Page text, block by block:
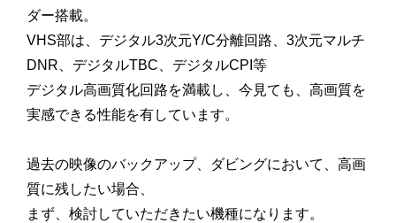
ダー搭載。
VHS部は、デジタル3次元Y/C分離回路、3次元マルチ
DNR、デジタルTBC、デジタルCPI等
デジタル高画質化回路を満載し、今見ても、高画質を
実感できる性能を有しています。
過去の映像のバックアップ、ダビングにおいて、高画
質に残したい場合、
まず、検討していただきたい機種になります。